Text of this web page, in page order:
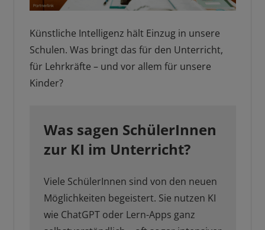
Künstliche Intelligenz hält Einzug in unsere
Schulen. Was bringt das für den Unterricht,
für Lehrkräfte – und vor allem für unsere
Kinder?
Was sagen SchülerInnen
zur KI im Unterricht?
Viele SchülerInnen sind von den neuen
Möglichkeiten begeistert. Sie nutzen KI
wie ChatGPT oder Lern-Apps ganz